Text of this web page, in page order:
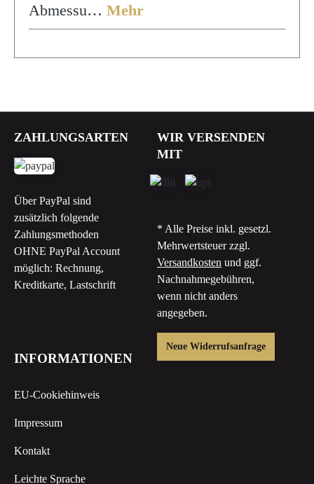
Abmessu… Mehr
ZAHLUNGSARTEN
Über PayPal sind
zusätzlich folgende
Zahlungsmethoden
OHNE PayPal Account
möglich: Rechnung,
Kreditkarte, Lastschrift
WIR VERSENDEN
MIT
* Alle Preise inkl. gesetzl.
Mehrwertsteuer zzgl.
Versandkosten und ggf.
Nachnahmegebühren,
wenn nicht anders
angegeben.
Neue Widerrufsanfrage
INFORMATIONEN
EU-Cookiehinweis
Impressum
Kontakt
Leichte Sprache